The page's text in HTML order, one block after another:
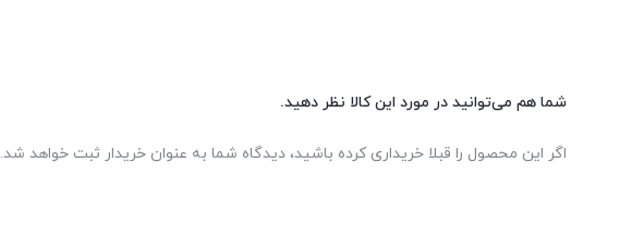
شما هم می‌توانید در مورد این کالا نظر دهید.
اگر این محصول را قبلا خریداری کرده باشید، دیدگاه شما به عنوان خریدار ثبت خواهد شد.